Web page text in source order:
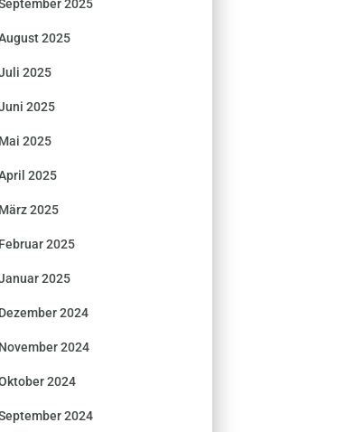
2025
2025
2025
2025
Mai 2025
2025
März 2025
Februar 2025
2025
Dezember 2024
November 2024
2024
2024